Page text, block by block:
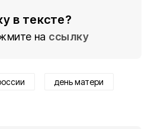
в тексте?
на ссылку
день матери